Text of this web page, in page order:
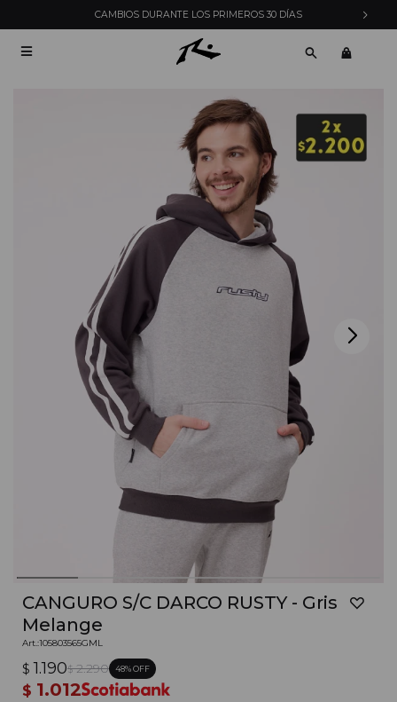
CAMBIOS DURANTE LOS PRIMEROS 30 DÍAS

CANGURO S/C DARCO RUSTY - Gris
Melange
105803565GML
$ 1.190$ 2.290 48
$ 1.012